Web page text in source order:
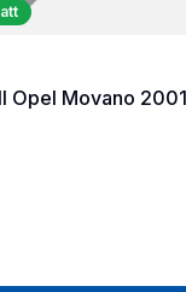
2001/10-2010/12